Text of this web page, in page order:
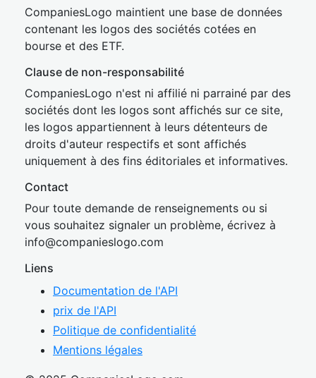
CompaniesLogo maintient une base de données
contenant les logos des sociétés cotées en
bourse et des ETF.
Clause de non-responsabilité
CompaniesLogo n'est ni affilié ni parrainé par des
sociétés dont les logos sont affichés sur ce site,
les logos appartiennent à leurs détenteurs de
droits d'auteur respectifs et sont affichés
uniquement à des fins éditoriales et informatives.
Contact
Pour toute demande de renseignements ou si
vous souhaitez signaler un problème, écrivez à
info@companieslogo.com
Liens
Documentation de l'API
prix de l'API
Politique de confidentialité
Mentions légales